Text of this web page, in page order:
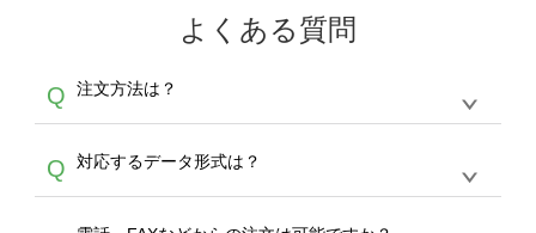
よくある質問
Q 注文方法は？
A
生産にて承っております。デザインツールから
デザインの作成から決済まで完了できます。
30枚以上やシルク印刷など、大口注文の場合
Q 対応するデータ形式は？